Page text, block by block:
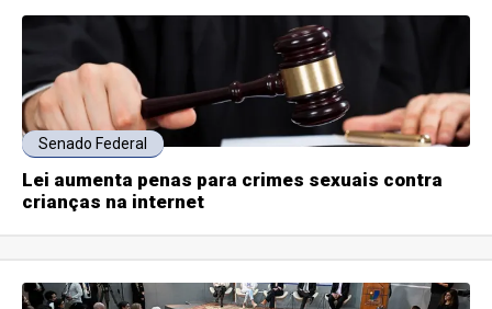
Senado Federal
Lei aumenta penas para crimes sexuais contra
crianças na internet